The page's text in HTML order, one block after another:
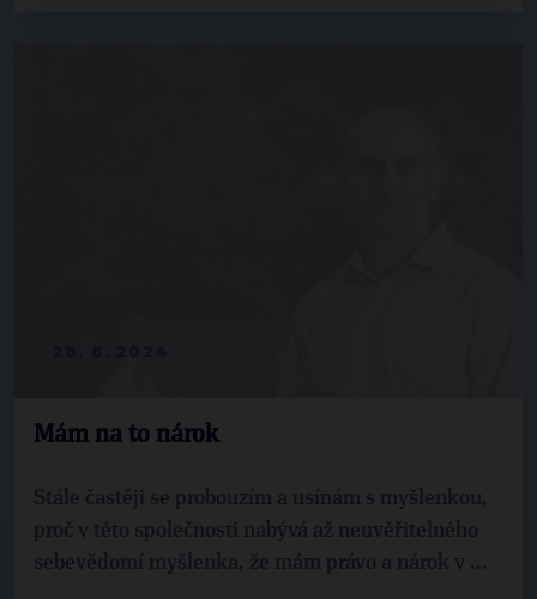
Mám na to nárok
Stále častěji se probouzím a usínám s myšlenkou,
proč v této společnosti nabývá až neuvěřitelného
sebevědomí myšlenka, že mám právo a nárok v ...